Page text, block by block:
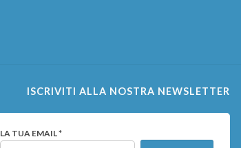
ISCRIVITI ALLA NOSTRA NEWSLETTER
LA TUA EMAIL *